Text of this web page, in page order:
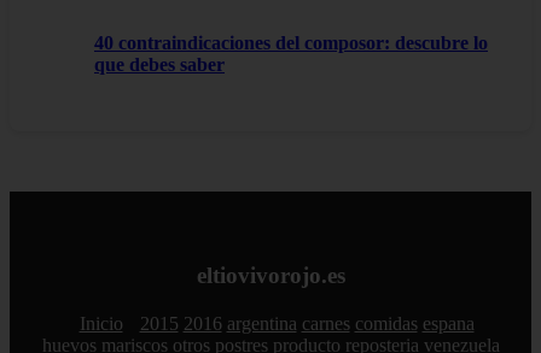
40 contraindicaciones del composor: descubre lo
que debes saber
eltiovivorojo.es
Inicio 2015 2016 argentina carnes comidas espana
huevos mariscos otros postres producto reposteria venezuela